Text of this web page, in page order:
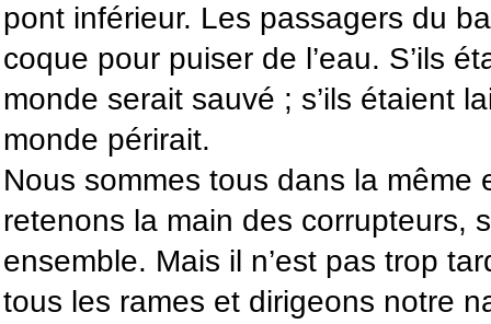
pont inférieur. Les passagers du
coque pour puiser de l’eau. S’ils
monde serait sauvé ; s’ils étaient
monde périrait.
Nous sommes tous dans la même
retenons la main des corrupteurs,
ensemble. Mais il n’est pas trop
tous les rames et dirigeons notre